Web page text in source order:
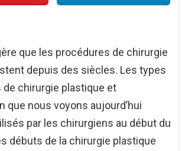
que les procédures de chirurgie
depuis des siècles. Les types
de chirurgie plastique et
que nous voyons aujourd’hui
par les chirurgiens au début du
débuts de la chirurgie plastique